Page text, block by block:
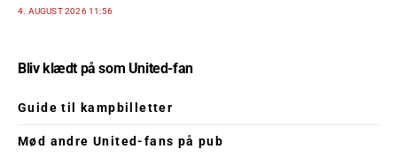
4. AUGUST 2026 11:56
Bliv klædt på som United-fan
Guide til kampbilletter
Mød andre United-fans på pub